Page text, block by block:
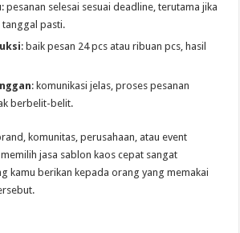
: pesanan selesai sesuai deadline, terutama jika
tanggal pasti.
: baik pesan 24 pcs atau ribuan pcs, hasil
: komunikasi jelas, proses pesanan
berbelit-belit.
komunitas, perusahaan, atau event
jasa sablon kaos cepat sangat
kamu berikan kepada orang yang memakai